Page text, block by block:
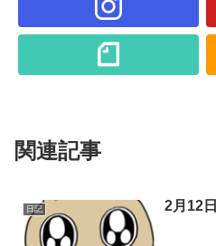
関連記事
日記 2月12日